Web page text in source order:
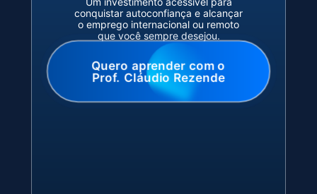
conquistar autoconfiança e alcançar
o emprego internacional ou remoto
que você sempre desejou.
Quero aprender com o
Prof. Cláudio Rezende